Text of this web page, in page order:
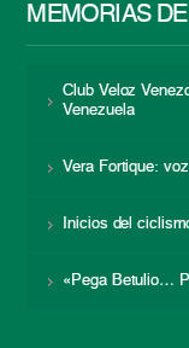
MEMORIAS
Club Veloz
Venezuela
Vera Fortique:
Inicios del
«Pega Betulio…